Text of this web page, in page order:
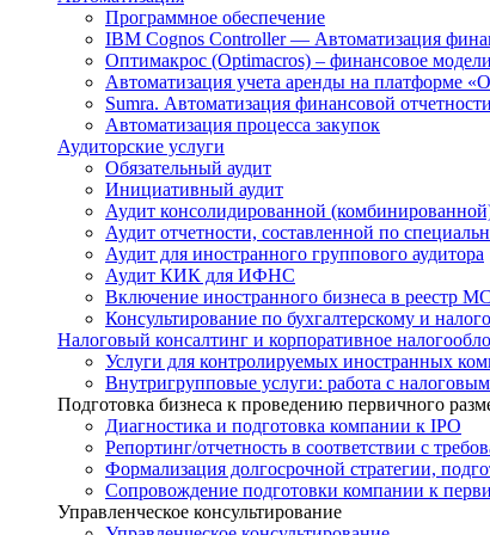
Программное обеспечение
IBM Cognos Controller — Автоматизация
Оптимакрос (Optimacros) – финансовое
Автоматизация учета аренды на платформе
Sumra. Автоматизация финансовой отчетности
Автоматизация процесса закупок
Аудиторские услуги
Обязательный аудит
Инициативный аудит
Аудит консолидированной
Аудит отчетности, составленной по
Аудит для иностранного группового аудитора
Аудит КИК для ИФНС
Включение иностранного бизнеса в реестр
Консультирование по бухгалтерскому и
Налоговый консалтинг и корпоративное
Услуги для контролируемых иностранных
Внутригрупповые услуги: работа с
Подготовка бизнеса к проведению первичного
Диагностика и подготовка компании к IPO
Репортинг/отчетность в соответствии с
Формализация долгосрочной стратегии,
Сопровождение подготовки компании к
Управленческое консультирование